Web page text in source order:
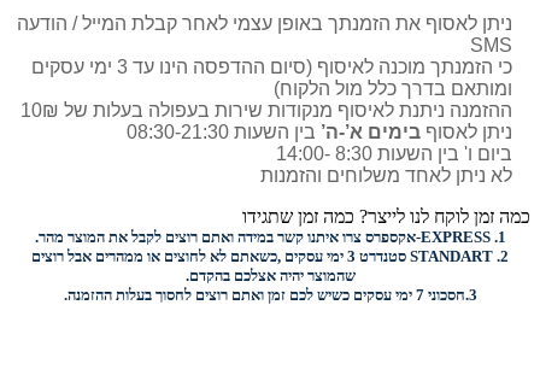
ניתן לאסוף את הזמנתך באופן עצמי לאחר קבלת המייל / הודעה
SMS
כי הזמנתך מוכנה לאיסוף (סיום ההדפסה הינו עד 3 ימי עסקים
ומותאם בדרך כלל מול הלקוח)
ההזמנה ניתנת לאיסוף מנקודות שירות בעפולה בעלות של 10₪
ניתן לאסוף בימים א’-ה’ בין השעות 08:30-21:30
ביום ו' בין השעות 8:30 -14:00
לא ניתן לאחד משלוחים והזמנות
כמה זמן לוקח לנו לייצר? כמה זמן שתגידו
1.
EXPRESS- אקספרס צרו איתנו קשר במידה ואתם רוצים לקבל את המוצר מהר.
2.
STANDART
סטנדרט 3 ימי עסקים ,כשאתם לא לחוצים או ממהרים אבל רוצים
שהמוצר יהיה אצלכם בהקדם.
3. חסכוני7 ימי עסקים כשיש לכם זמן ואתם רוצים לחסוך בעלות ההזמנה.